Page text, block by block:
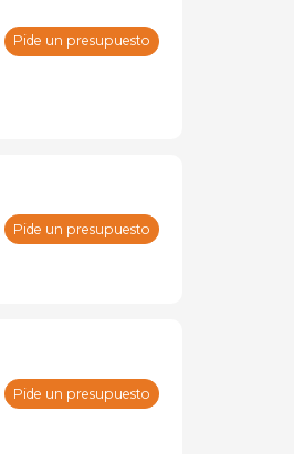
Pide un presupuesto
Pide un presupuesto
Pide un presupuesto